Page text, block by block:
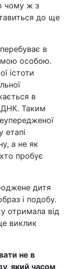
чому ж з
до ще
в
особою.
істоти
в
ДНК. Таким
етапі
а не як
пробує
дитя
і подобу.
отримала від
виклик
не в
який часом